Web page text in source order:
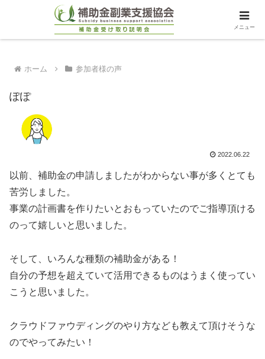
ホーム 参加者様の声
ぽぽ
2022.06.22
以前、補助金の申請しましたがわからない事が多くとても
苦労しました。
事業の計画書を作りたいとおもっていたのでご指導頂ける
のって嬉しいと思いました。
そして、いろんな種類の補助金がある！
自分の予想を超えていて活用できるものはうまく使ってい
こうと思いました。
クラウドファウディングのやり方なども教えて頂けそうな
のでやってみたい！
メニュー